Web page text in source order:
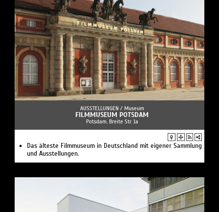
AUSSTELLUNGEN / Museum
FILMMUSEUM POTSDAM
Potsdam, Breite Str. 1a
Das älteste Filmmuseum in Deutschland mit eigener Sammlung
und Ausstellungen.